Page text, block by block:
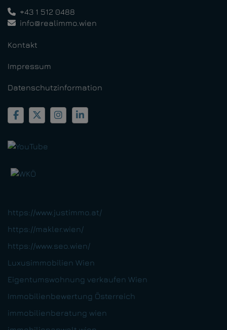
+43 1 512 0488
info@realimmo.wien
Kontakt
Impressum
Datenschutzinformation
https://www.justimmo.at/
https://makler.wien/
https://www.seo.wien/
Luxusimmobilien Wien
Eigentumswohnung verkaufen Wien
Immobilienbewertung Österreich
immobilienberatung wien